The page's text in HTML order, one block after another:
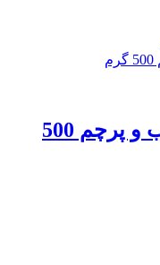
چای خالص سیلانی اسب و پرچم 500